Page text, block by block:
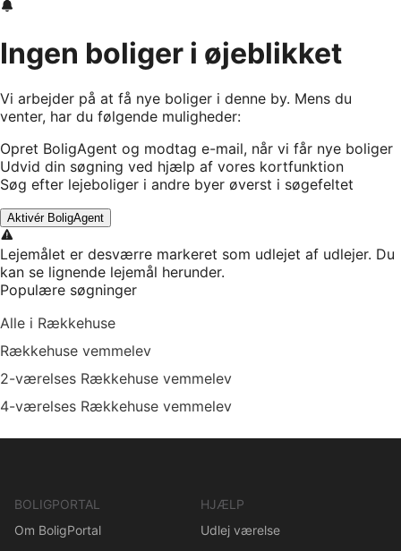
Ingen boliger i øjeblikket
Vi arbejder på at få nye boliger i denne by. Mens du
venter, har du følgende muligheder:
Opret BoligAgent og modtag e-mail, når vi får nye boliger
Udvid din søgning ved hjælp af vores kortfunktion
Søg efter lejeboliger i andre byer øverst i søgefeltet
Aktivér BoligAgent
Lejemålet er desværre markeret som udlejet af udlejer. Du
kan se lignende lejemål herunder.
Populære søgninger
Alle i Rækkehuse
Rækkehuse vemmelev
2-værelses Rækkehuse vemmelev
4-værelses Rækkehuse vemmelev
BOLIGPORTAL
Om BoligPortal
HJÆLP
Udlej værelse